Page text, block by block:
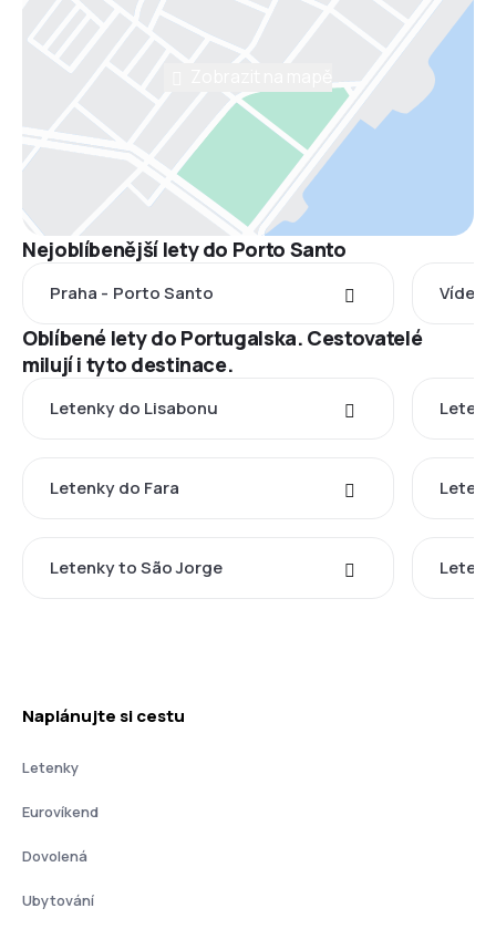
Nejoblíbenější lety do Porto Santo
Praha - Porto Santo Vídeň
Oblíbené lety do Portugalska. Cestovatelé
milují i tyto destinace.
Letenky do Lisabonu
Letenky do Fara
Letenky to São Jorge
Naplánujte si cestu
Letenky
Eurovíkend
Dovolená
Ubytování